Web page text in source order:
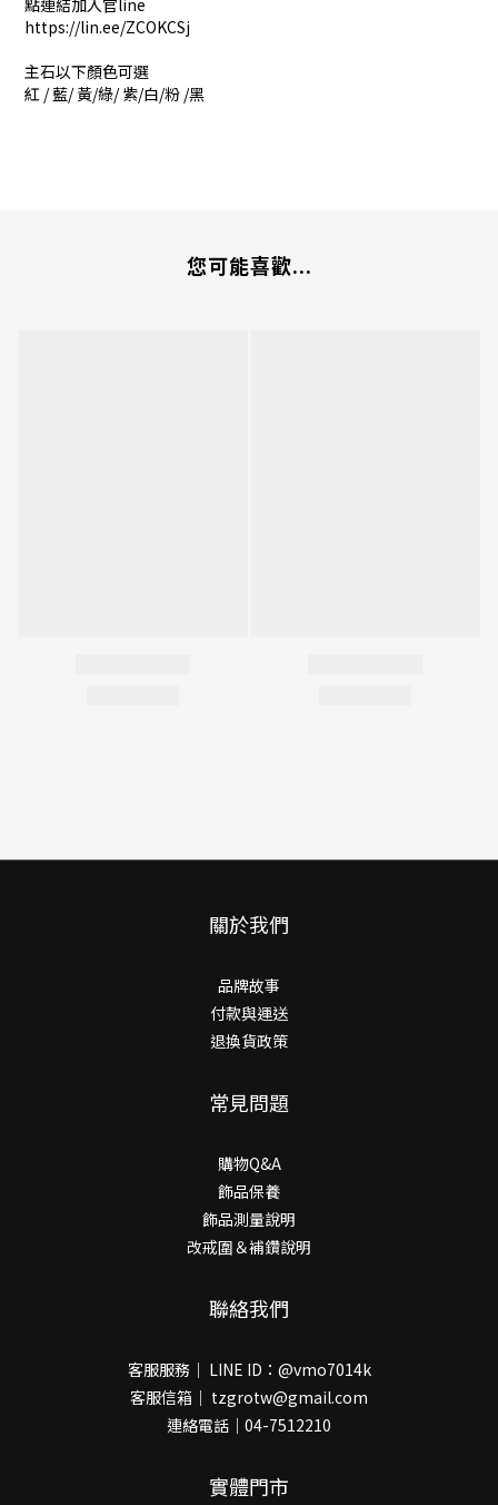
點連結加入官line
https://lin.ee/ZCOKCSj
主石以下顏色可選
紅 / 藍/ 黃/綠/ 紫/白/粉 /黑
您可能喜歡...
關於我們
品牌故事
付款與運送
退換貨政策
常見問題
購物Q&A
飾品保養
飾品測量說明
改戒圍＆補鑽說明
聯絡我們
客服服務｜ LINE ID：@vmo7014k
客服信箱｜ tzgrotw@gmail.com
連絡電話｜04-7512210
實體門市